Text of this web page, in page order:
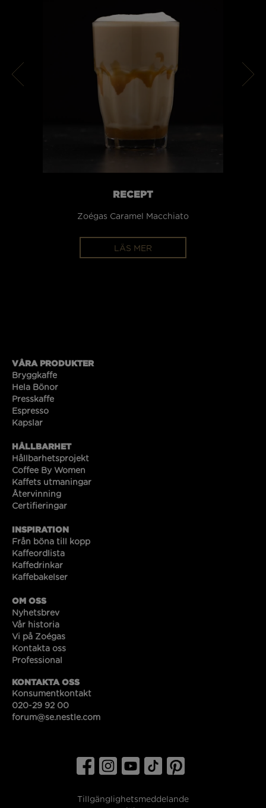
RECEPT
Zoégas Caramel Macchiato
LÄS MER
VÅRA PRODUKTER
Bryggkaffe
Hela Bönor
Presskaffe
Espresso
Kapslar
HÅLLBARHET
Hållbarhetsprojekt
Coffee By Women
Kaffets utmaningar
Återvinning
Certifieringar
INSPIRATION
Från böna till kopp
Kaffeordlista
Kaffedrinkar
Kaffebakelser
OM OSS
Nyhetsbrev
Vår historia
Vi på Zoégas
Kontakta oss
Professional
KONTAKTA OSS
Konsumentkontakt
020-29 92 00
forum@se.nestle.com
Tillgänglighetsmeddelande